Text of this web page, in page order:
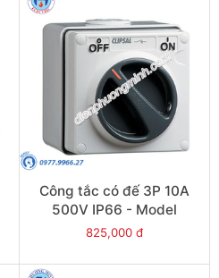
Công tắc có đế 3P 10A
500V IP66 - Model
S56SW310GY
825,000 đ